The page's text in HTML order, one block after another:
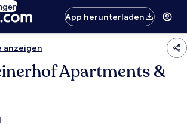
App herunterladen
anzeigen
Apartments &